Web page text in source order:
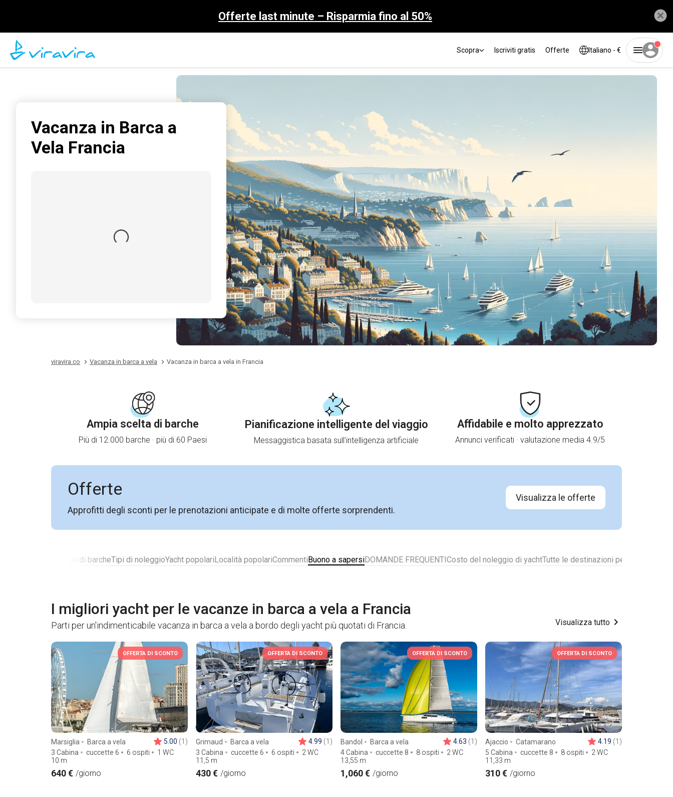
Offerte last minute – Risparmia fino al 50%
Scopra Iscriviti gratis Offerte Italiano - €
Vacanza in Barca a
Vela Francia
viravira.co Vacanza in barca a vela Vacanza in barca a vela in Francia
Ampia scelta di barche
Più di 12.000 barche · più di 60 Paesi
Pianificazione intelligente del viaggio
Messaggistica basata sull'intelligenza artificiale
Affidabile e molto apprezzato
Annunci verificati · valutazione media 4.9/5
Offerte
Approfitti degli sconti per le prenotazioni anticipate e di molte offerte sorprendenti.
Visualizza le offerte
Tipi di barcheTipi di noleggioYacht popolariLocalità popolariCommentiBuono a sapersiDOMANDE FREQUENTICosto del noleggio di yachtTutte le destinazioni per il noleggio
I migliori yacht per le vacanze in barca a vela a Francia
Parti per un'indimenticabile vacanza in barca a vela a bordo degli yacht più quotati di Francia.
OFFERTA DI SCONTO
Marsiglia
Barca a vela
3 Cabina
cuccette 6 6 ospiti
1 WC
10 m
640 € /giorno
5.00 (1)
OFFERTA DI SCONTO
Grimaud
Barca a vela
3 Cabina
cuccette 6 6 ospiti
2 WC
11,5 m
430 € /giorno
4.99 (1)
OFFERTA DI SCONTO
Bandol
Barca a vela
4 Cabina
cuccette 8 8 ospiti
2 WC
13,55 m
1,060 € /giorno
4.63 (1)
OFFERTA DI SCONTO
Ajaccio
Catamarano
5 Cabina
cuccette 8 8 ospiti
2 WC
11,33 m
310 € /giorno
4.19 (1)
Visualizza tutto